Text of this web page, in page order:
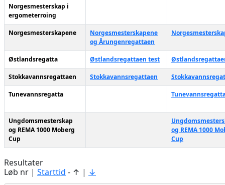
Norgesmesterskap i
ergometerroing
Norgesmesterskapene
Norgesmesterskapene
og Årungenregattaen
Østlandsregatta Østlandsregattaen test
Stokkavannsregattaen Stokkavannsregattaen
Tunevannsregatta
Ungdomsmesterskap
og REMA 1000 Moberg
Cup
og REMA 1000
Cup
Resultater
Løb nr | Starttid - ↑ | ↓